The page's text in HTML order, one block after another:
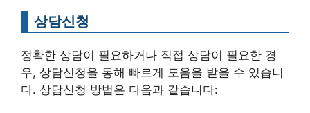
상담신청
정확한 상담이 필요하거나 직접 상담이 필요한 경
우, 상담신청을 통해 빠르게 도움을 받을 수 있습니
다. 상담신청 방법은 다음과 같습니다: